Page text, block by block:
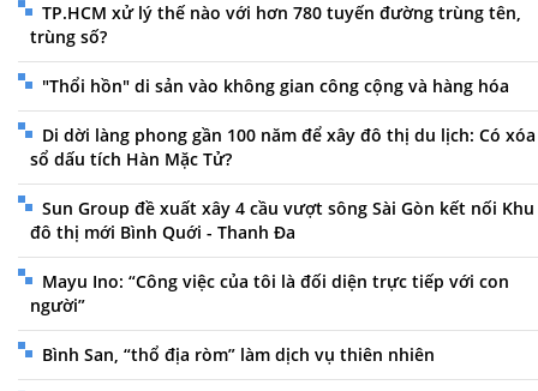
TP.HCM xử lý thế nào với hơn 780 tuyến đường trùng tên,
trùng số?
"Thổi hồn" di sản vào không gian công cộng và hàng hóa
Di dời làng phong gần 100 năm để xây đô thị du lịch: Có xóa
sổ dấu tích Hàn Mặc Tử?
Sun Group đề xuất xây 4 cầu vượt sông Sài Gòn kết nối Khu
đô thị mới Bình Quới - Thanh Đa
Mayu Ino: “Công việc của tôi là đối diện trực tiếp với con
người”
Bình San, “thổ địa ròm” làm dịch vụ thiên nhiên